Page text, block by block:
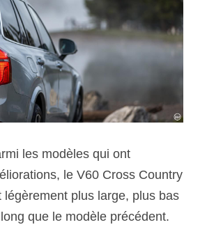
les modèles qui ont
le V60 Cross Country
légèrement plus large, plus bas
que le modèle précédent.